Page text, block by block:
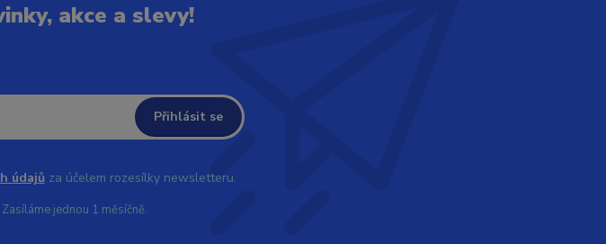
akce a slevy!
Přihlásit se
údajů za účelem rozesílky newsletteru.
jednou 1 měsíčně.